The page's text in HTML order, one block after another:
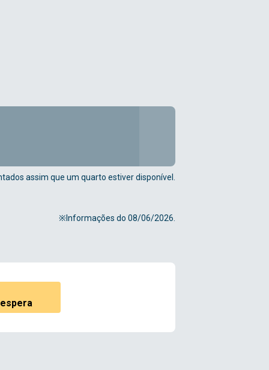
assim que um quarto estiver disponível.
※Informações do 08/06/2026.